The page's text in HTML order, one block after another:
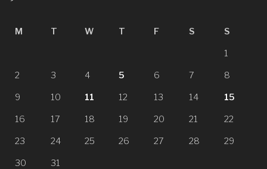
M T W T F S S
1
2 3 4 5 6 7 8
9 10 11 12 13 14 15
16 17 18 19 20 21 22
23 24 25 26 27 28 29
30 31